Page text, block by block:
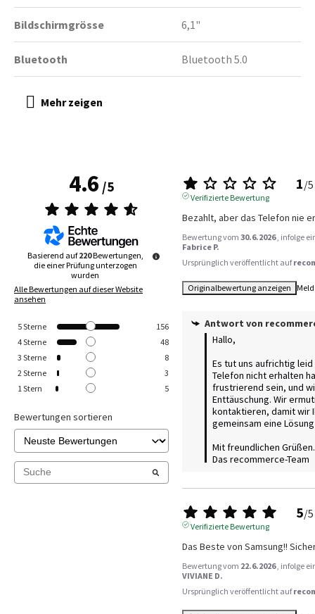
Bildschirmgrösse 6,1"
Bluetooth Bluetooth 5.0
4.6/5
Basierend auf220Bewertungen,
die einer Prüfung unterzogen
wurden
Alle Bewertungen auf dieser Website
ansehen
5Sterne
156
4Sterne
48
3 Sterne
8
2 Sterne
3
1 Stern 5
Bewertungen sortieren
1/5
Verifizierte Bewertung
Bezahlt, aber das Telefon nie
Bewertung vom 30.6.2026 , infolge
Fabrice P.
Ursprünglich veröffentlicht auf
Originalbewertung anzeigen
Antwort von
Hallo,
Es tut uns aufrichtig
Telefon nicht erhalten
frustrierend sein, und
Enttäuschung. Wir
kontaktieren, damit wir
gemeinsam eine
Mit freundlichen Grüßen.
Das recommerce-Team
5/5
Verifizierte Bewertung
Das Beste von Samsung!!
Bewertung vom 22.6.2026 , infolge
VIVIANE D.
Ursprünglich veröffentlicht auf